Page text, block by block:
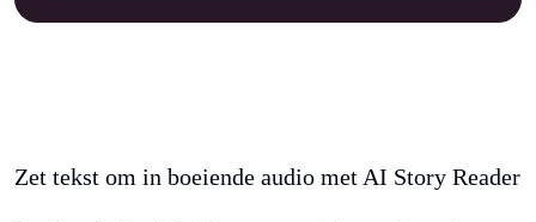
Zet tekst om in boeiende audio met AI Story Reader